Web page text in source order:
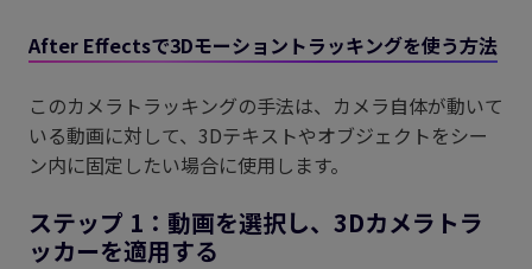
After Effectsで3Dモーショントラッキングを使う方法
このカメラトラッキングの手法は、カメラ自体が動いて
いる動画に対して、3Dテキストやオブジェクトをシー
ン内に固定したい場合に使用します。
ステップ 1：動画を選択し、3Dカメラトラ
ッカーを適用する